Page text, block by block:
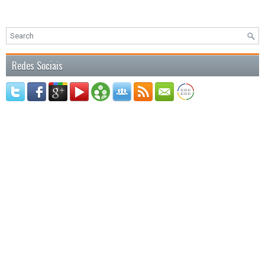
Redes Sociais